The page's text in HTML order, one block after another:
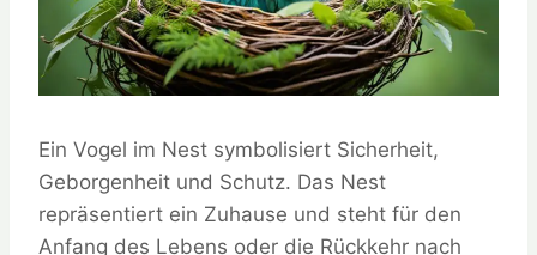
Ein Vogel im Nest symbolisiert Sicherheit,
Geborgenheit und Schutz. Das Nest
repräsentiert ein Zuhause und steht für den
Anfang des Lebens oder die Rückkehr nach